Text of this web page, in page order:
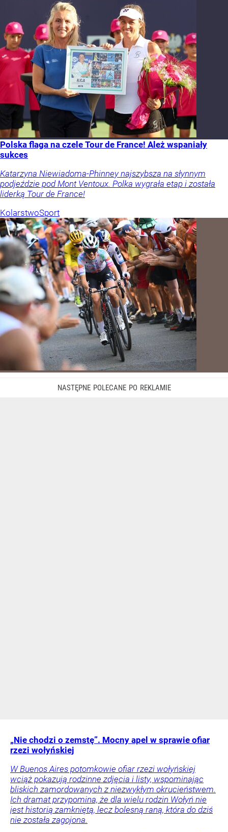
Polska flaga na czele Tour de France! Ależ wspaniały
sukces
Katarzyna Niewiadoma-Phinney najszybsza na słynnym
podjeździe pod Mont Ventoux. Polka wygrała etap i została
liderką Tour de France!
KolarstwoSport
„Nie chodzi o zemstę”. Mocny apel w sprawie ofiar
rzezi wołyńskiej
W Buenos Aires potomkowie ofiar rzezi wołyńskiej
wciąż pokazują rodzinne zdjęcia i listy, wspominając
bliskich zamordowanych z niezwykłym okrucieństwem.
Ich dramat przypomina, że dla wielu rodzin Wołyń nie
jest historią zamkniętą, lecz bolesną raną, która do dziś
nie została zagojona.